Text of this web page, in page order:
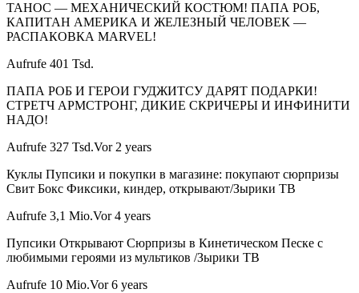
ТАНОС — МЕХАНИЧЕСКИЙ КОСТЮМ! ПАПА РОБ,
КАПИТАН АМЕРИКА И ЖЕЛЕЗНЫЙ ЧЕЛОВЕК —
РАСПАКОВКА MARVEL!
Aufrufe 401 Tsd.
ПАПА РОБ И ГЕРОИ ГУДЖИТСУ ДАРЯТ ПОДАРКИ!
СТРЕТЧ АРМСТРОНГ, ДИКИЕ СКРИЧЕРЫ И ИНФИНИТИ
НАДО!
Aufrufe 327 Tsd.Vor 2 years
Куклы Пупсики и покупки в магазине: покупают сюрпризы
Свит Бокс Фиксики, киндер, открывают/Зырики ТВ
Aufrufe 3,1 Mio.Vor 4 years
Пупсики Открывают Сюрпризы в Кинетическом Песке с
любимыми героями из мультиков /Зырики ТВ
Aufrufe 10 Mio.Vor 6 years